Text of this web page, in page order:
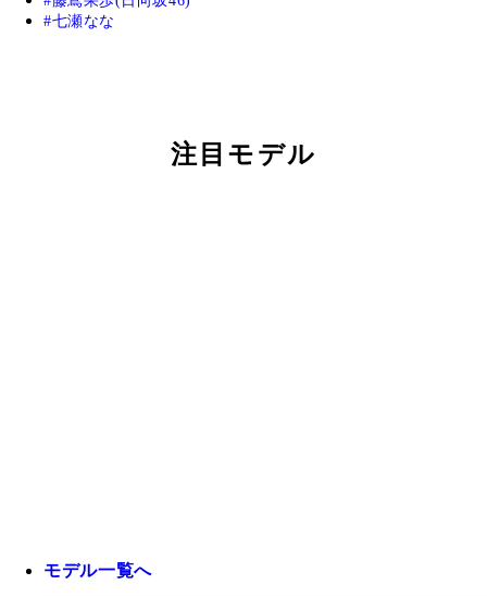
七瀬なな
注目モデル
モデル一覧へ